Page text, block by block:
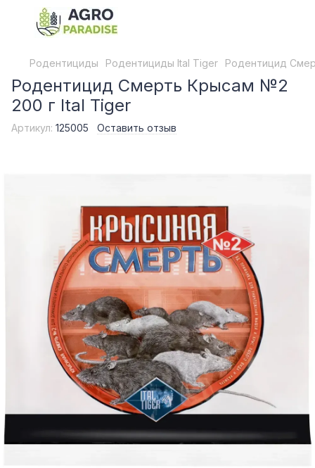
Родентициды Родентициды Ital Tiger Родентицид
Родентицид Смерть Крысам №2
200 г Ital Tiger
Артикул: 125005 Оставить отзыв